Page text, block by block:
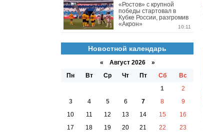
«Ростов» с крупной
победы стартовал в
Кубке России, разгромив
«Акрон»
10:11
Новостной календарь
« Август 2026 »
Пн
Вт Ср Чт Пт Сб
Вс
1
2
3
4 5 6 7 8
9
10
11 12 13 14 15
16
17
18 19 20 21 22
23